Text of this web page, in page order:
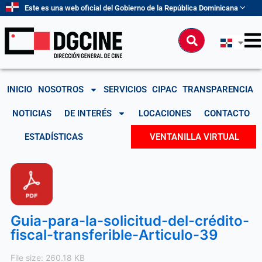
contenido
Este es una web oficial del Gobierno de la República Dominicana
Buscar
INICIO NOSOTROS SERVICIOS CIPAC TRANSPARENCIA
NOTICIAS DE INTERÉS LOCACIONES CONTACTO
ESTADÍSTICAS VENTANILLA VIRTUAL
Guia-para-la-solicitud-del-crédito-
fiscal-transferible-Articulo-39
File size: 260.18 KB